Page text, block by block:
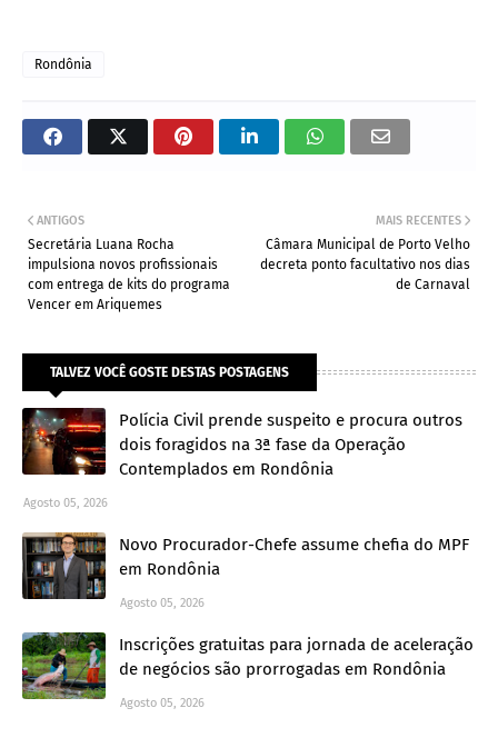
Rondônia
MAIS RECENTES
Câmara Municipal de Porto Velho
decreta ponto facultativo nos dias
de Carnaval
ANTIGOS
Secretária Luana Rocha
impulsiona novos profissionais
com entrega de kits do programa
Vencer em Ariquemes
TALVEZ VOCÊ GOSTE DESTAS POSTAGENS
Polícia Civil prende suspeito e procura outros
dois foragidos na 3ª fase da Operação
Contemplados em Rondônia
Agosto 05, 2026
Novo Procurador-Chefe assume chefia do MPF
em Rondônia
Agosto 05, 2026
Inscrições gratuitas para jornada de aceleração
de negócios são prorrogadas em Rondônia
Agosto 05, 2026